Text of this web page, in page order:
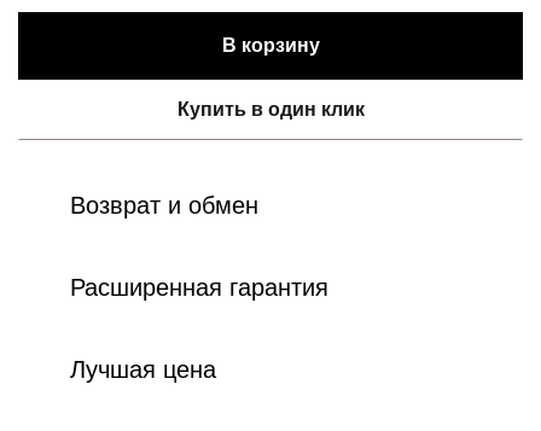
В корзину
Купить в один клик
Возврат и обмен
Расширенная гарантия
Лучшая цена